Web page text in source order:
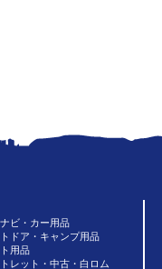
ビ・カー用品
ドア・キャンプ用品
用品
レット・中古・白ロム